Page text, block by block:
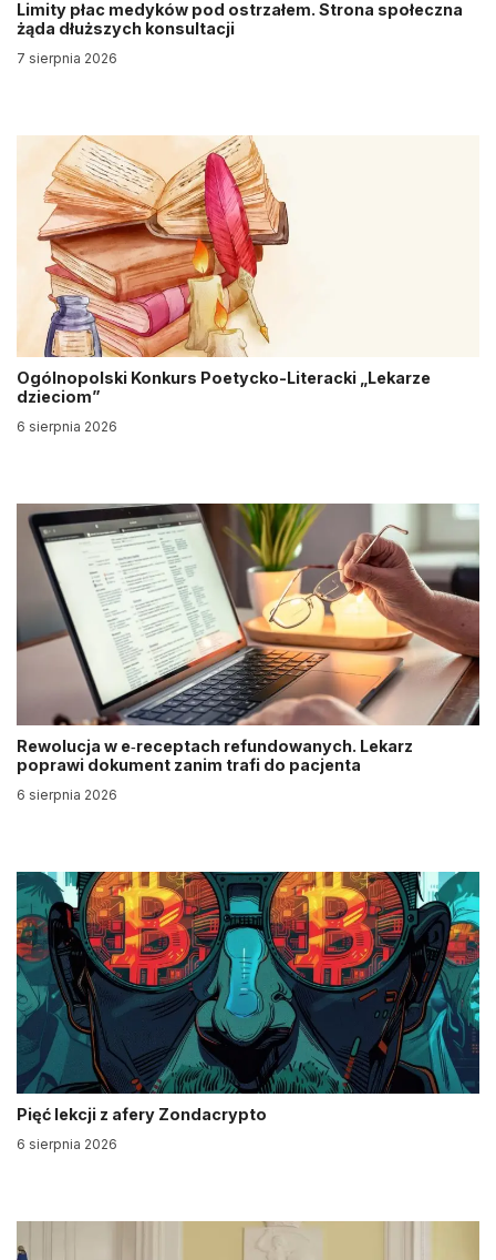
Limity płac medyków pod ostrzałem. Strona społeczna
żąda dłuższych konsultacji
7 sierpnia 2026
Ogólnopolski Konkurs Poetycko-Literacki „Lekarze
dzieciom”
6 sierpnia 2026
Rewolucja w e‑receptach refundowanych. Lekarz
poprawi dokument zanim trafi do pacjenta
6 sierpnia 2026
Pięć lekcji z afery Zondacrypto
6 sierpnia 2026